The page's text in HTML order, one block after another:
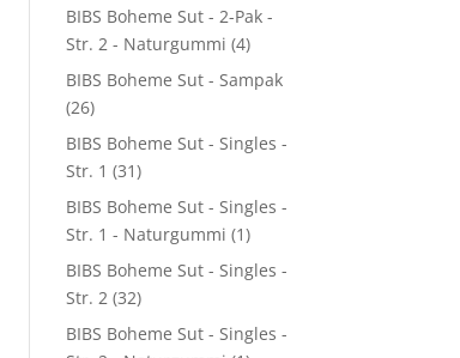
BIBS Boheme Sut - 2-Pak -
Str. 2 - Naturgummi (4)
BIBS Boheme Sut - Sampak
(26)
BIBS Boheme Sut - Singles -
Str. 1 (31)
BIBS Boheme Sut - Singles -
Str. 1 - Naturgummi (1)
BIBS Boheme Sut - Singles -
Str. 2 (32)
BIBS Boheme Sut - Singles -